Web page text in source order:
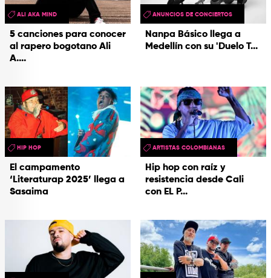
5 canciones para conocer
al rapero bogotano Ali
A....
ALI AKA MIND
Nanpa Básico llega a
Medellín con su 'Duelo T...
ANUNCIOS DE CONCIERTOS
El campamento
‘Literaturap 2025’ llega a
Sasaima
HIP HOP
Hip hop con raíz y
resistencia desde Cali
con EL P...
ARTISTAS COLOMBIANAS